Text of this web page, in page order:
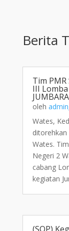
Berita
Tim
III
oleh
Wates,
ditorehkan
Wates.
Negeri 2
cabang
kegiatan